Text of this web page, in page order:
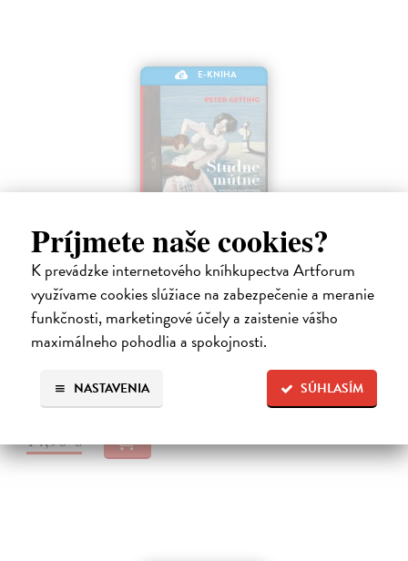
Príjmete naše cookies?
K prevádzke internetového kníhkupectva Artforum
využívame cookies slúžiace na zabezpečenie a meranie
funkčnosti, marketingové účely a zaistenie vášho
maximálneho pohodlia a spokojnosti.
SÚHLASÍM
NASTAVENIA
E-KNIHA
Studne mútne
Getting Peter| Elektronická kniha
Sú ikonickými postavami našej kultúry. Postavili im sochy a
pomenovali po nich ulice, majú svoje nespochybniteľné miesto v
lexikónoch literatúry aj učebniciach, slovenské moderné umenie sa
Na stiahnutie ako PDF
14,90 €